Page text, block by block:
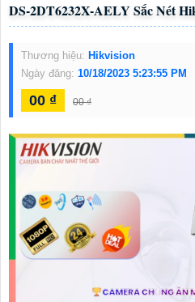
DS-2DT6232X-AELY Sắc Nét
Thương hiệu: Hikvision
Ngày đăng: 10/18/2023 5:23:55 PM
00 ₫ 00 ₫